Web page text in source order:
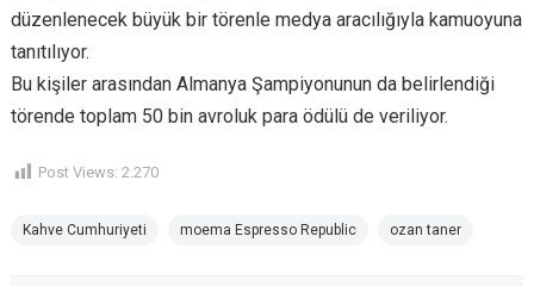
düzenlenecek büyük bir törenle medya aracılığıyla kamuoyuna
tanıtılıyor.
Bu kişiler arasından Almanya Şampiyonunun da belirlendiği
törende toplam 50 bin avroluk para ödülü de veriliyor.
Post Views: 2.270
Kahve Cumhuriyeti moema Espresso Republic ozan taner